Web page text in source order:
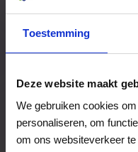
Toestemming
Deze website maakt
We gebruiken cookies
personaliseren, om
om ons websiteverkeer
Meerdere
Een bestelling
Nog veel meer...
Maak account aan